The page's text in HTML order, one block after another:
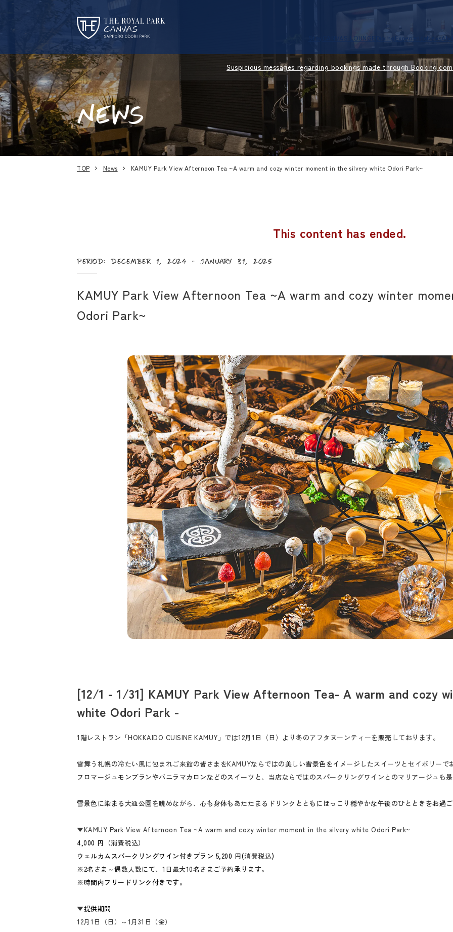
Stay CANVAS LOUNGE Dining Experience News
Suspicious messages regarding bookings made through Booking.com
NEWS
TOP News KAMUY Park View Afternoon Tea ~A warm and cozy winter moment in the silvery white Odori Park~
This content has ended.
Period: December 1, 2024 - January 31, 2025
KAMUY Park View Afternoon Tea ~A warm and cozy winter
Odori Park~
[12/1 - 1/31] KAMUY Park View Afternoon Tea- A warm and cozy
white Odori Park -
1階レストラン「HOKKAIDO CUISINE KAMUY」では12月1日（日）より冬のアフタヌーンティーを販売しております。
雪舞う札幌の冷たい風に包まれご来館の皆さまをKAMUYならではの美しい雪景色をイメージしたスイーツとセイボリーで
フロマージュモンブランやバニラマカロンなどのスイーツ と、当店ならではのスパークリングワインとのマリアージュも
雪景色に染まる大通公園を眺めながら、心も身体もあたたまるドリンクとともにほっこり穏やかな午後のひとときをお過ご
▼KAMUY Park View Afternoon Tea ~A warm and cozy winter moment in the silvery white Odori Park~
4,000 円（消費税込）
ウェルカムスパークリングワイン付きプラン 5,200 円(消費税込)
※2名さま～偶数人数にて、1日最大10名さまご予約承ります。
※時間内フリードリンク付きです。
▼提供期間
12月1日（日）～1月31日（金）